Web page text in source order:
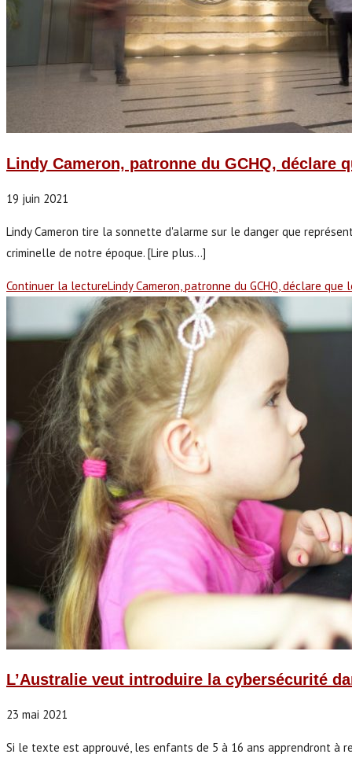
Lindy Cameron, patronne du GCHQ, déclare
19 juin 2021
Lindy Cameron tire la sonnette d'alarme sur le danger que
criminelle de notre époque. [Lire plus...]
Continuer la lectureLindy Cameron, patronne du GCHQ, déclare
L’Australie veut introduire la cybersécurité
23 mai 2021
Si le texte est approuvé, les enfants de 5 à 16 ans apprendront à